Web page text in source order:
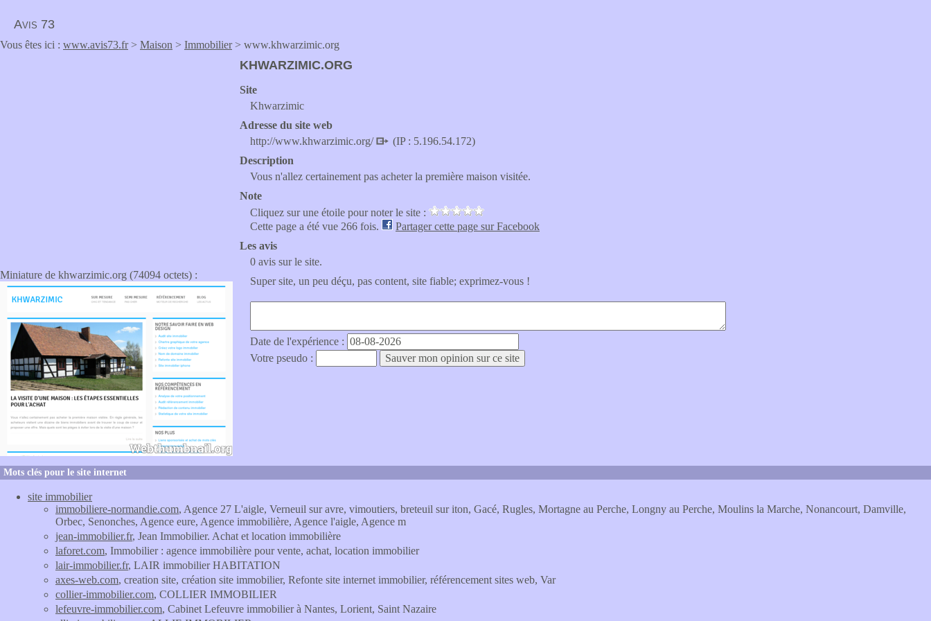
Avis 73
Vous êtes ici : www.avis73.fr> Maison > Immobilier> www.khwarzimic.org
Miniature de khwarzimic.org (74094 octets) :
KHWARZIMIC.ORG
Site
Khwarzimic
Adresse du site web
http://www.khwarzimic.org/
(IP : 5.196.54.172)
Description
Vous n'allez certainement pas acheter la première maison visitée.
Note
Cliquez sur une étoile pour noter le site :
Cette page a été vue 266 fois.
Partager cette page sur Facebook
Les avis
0 avis sur le site.
Super site, un peu déçu, pas content, site fiable; exprimez-vous !
Date de l'expérience :
Votre pseudo :
Mots clés pour le site internet
site immobilier
immobiliere-normandie.com, Agence 27 L'aigle, Verneuil sur avre, vimoutiers, breteuil sur iton, Gacé, Rugles, Mortagne au Perche, Longny au Perche, Moulins la Marche, Nonancourt, Damville,
Orbec, Senonches, Agence eure, Agence immobilière, Agence l'aigle, Agence m
jean-immobilier.fr, Jean Immobilier. Achat et location immobilière
laforet.com, Immobilier : agence immobilière pour vente, achat, location immobilier
lair-immobilier.fr, LAIR immobilier HABITATION
axes-web.com, creation site, création site immobilier, Refonte site internet immobilier, référencement sites web, Var
collier-immobilier.com, COLLIER IMMOBILIER
lefeuvre-immobilier.com, Cabinet Lefeuvre immobilier à Nantes, Lorient, Saint Nazaire